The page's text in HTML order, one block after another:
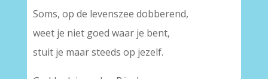
Soms, op de levenszee dobberend,
weet je niet goed waar je bent,
stuit je maar steeds op jezelf.